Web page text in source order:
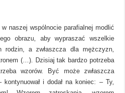
naszej wspólnocie parafialnej modlić
obrazu, aby wypraszać wszelkie
rodzin, a zwłaszcza dla mężczyzn,
(…). Dzisiaj tak bardzo potrzeba
wzorów. Być może zwłaszcza
i dodał na koniec: – Ty,